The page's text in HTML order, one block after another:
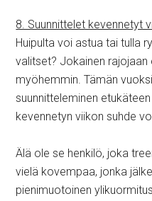
8. Suunnittelet kevennetyt
Huipulta voi astua tai tulla
valitset? Jokainen
myöhemmin. Tämän
suunnitteleminen
kevennetyn viikon suhde
Älä ole se henkilö, joka
vielä kovempaa, jonka
pienimuotoinen